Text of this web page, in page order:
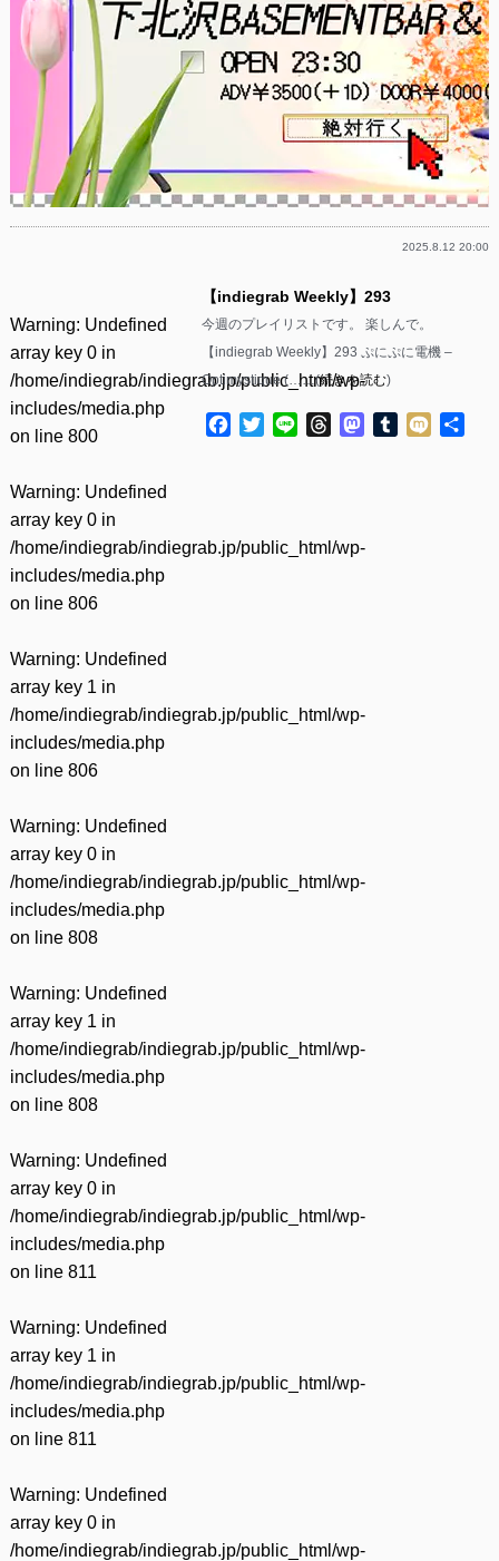
2025.8.12 20:00
Warning: Undefined
array key 0 in
/home/indiegrab/indiegrab.jp/public_html/wp-
includes/media.php
on line 800
Warning: Undefined
array key 0 in
/home/indiegrab/indiegrab.jp/public_html/wp-
includes/media.php
on line 806
Warning: Undefined
array key 1 in
/home/indiegrab/indiegrab.jp/public_html/wp-
includes/media.php
on line 806
Warning: Undefined
array key 0 in
/home/indiegrab/indiegrab.jp/public_html/wp-
includes/media.php
on line 808
Warning: Undefined
array key 1 in
/home/indiegrab/indiegrab.jp/public_html/wp-
includes/media.php
on line 808
Warning: Undefined
array key 0 in
/home/indiegrab/indiegrab.jp/public_html/wp-
includes/media.php
on line 811
Warning: Undefined
array key 1 in
/home/indiegrab/indiegrab.jp/public_html/wp-
includes/media.php
on line 811
Warning: Undefined
array key 0 in
/home/indiegrab/indiegrab.jp/public_html/wp-
【indiegrab Weekly】293
今週のプレイリストです。 楽しんで。
【indiegrab Weekly】293 ぷにぷに電機 –
Optimystique (……(続きを読む)
Facebook
TwitterLine ThreadsMastodon
Tumblr
Mixi